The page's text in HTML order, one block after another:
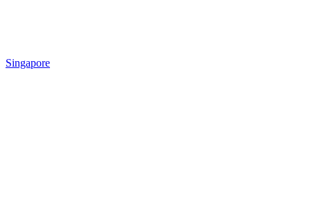
Singapore